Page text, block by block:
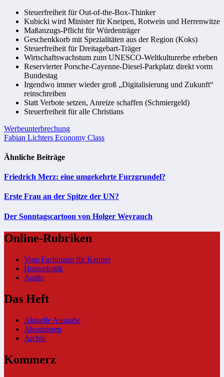
Steuerfreiheit für Out-of-the-Box-Thinker
Kubicki wird Minister für Kneipen, Rotwein und Herrenwitze
Maßanzugs-Pflicht für Würdenträger
Geschenkkorb mit Spezialitäten aus der Region (Koks)
Steuerfreiheit für Dreitagebart-Träger
Wirtschaftswachstum zum UNESCO-Weltkulturerbe erheben
Reservierter Porsche-Cayenne-Diesel-Parkplatz direkt vorm
Bundestag
Irgendwo immer wieder groß „Digitalisierung und Zukunft“
reinschreiben
Statt Verbote setzen, Anreize schaffen (Schmiergeld)
Steuerfreiheit für alle Christians
Beitragsnavigation
Werbeunterbrechung
Fabian Lichters Economy Class
Ähnliche Beiträge
Friedrich Merz: eine umgekehrte Furzgrundel?
Erste Frau an der Spitze der UN?
Der Sonntagscartoon von Holger Weyrauch
Online-Rubriken
Vom Fachmann für Kenner
Humorkritik
Audio
Das Heft
Aktuelle Ausgabe
Abonnieren
Archiv
Kommerz